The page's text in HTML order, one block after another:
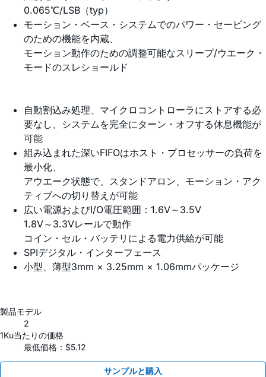
0.065℃/LSB（typ）
モーション・ベース・システムでのパワー・セービング
のための機能を内蔵、
モーション動作のための調整可能なスリープ/ウエーク・
モードのスレショールド
自動割込み処理、マイクロコントローラにストアする必
要なし、システムを完全にターン・オフする休息機能が
可能
組み込まれた深いFIFOはホスト・プロセッサーの負荷を
最小化、
アウエーク状態で、スタンドアロン、モーション・アク
ティブへの切り替えが可能
広い電源およびI/O電圧範囲：1.6V～3.5V
1.8V～3.3Vレールで動作
コイン・セル・バッテリによる電力供給が可能
SPIデジタル・インターフェース
小型、薄型3mm × 3.25mm × 1.06mmパッケージ
製品モデル
2
1Ku当たりの価格
最低価格：$5.12
サンプルと購入